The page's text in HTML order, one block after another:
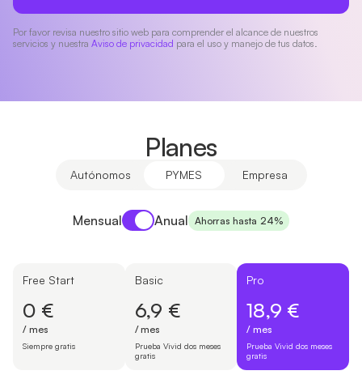
Por favor revisa nuestro sitio web para comprender el alcance de nuestros
servicios y nuestra Aviso de privacidad para el uso y manejo de tus datos.
Planes
Autónomos PYMES Empresa
MensualPayment period
Anual Ahorras hasta 24%
Free Start
0 €
/ mes
Siempre gratis
Basic
6,9 €
/ mes
Prueba Vivid dos meses
gratis
Pro
18,9 €
/ mes
Prueba Vivid dos meses
gratis